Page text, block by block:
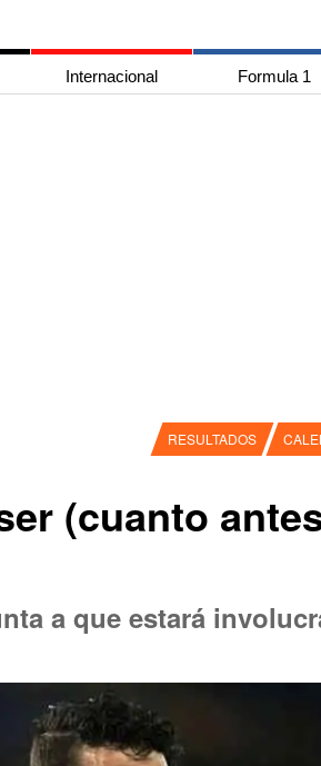
Internacional Formula 1
RESULTADOS
(cuanto
a que estará